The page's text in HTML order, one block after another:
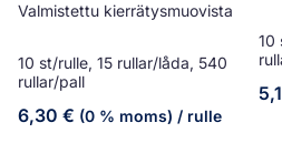
Valmistettu kierrätysmuovista
10 st/rulle, 15 rullar/låda, 540
rullar/pall
6,30 € (0 % moms) / rulle
10